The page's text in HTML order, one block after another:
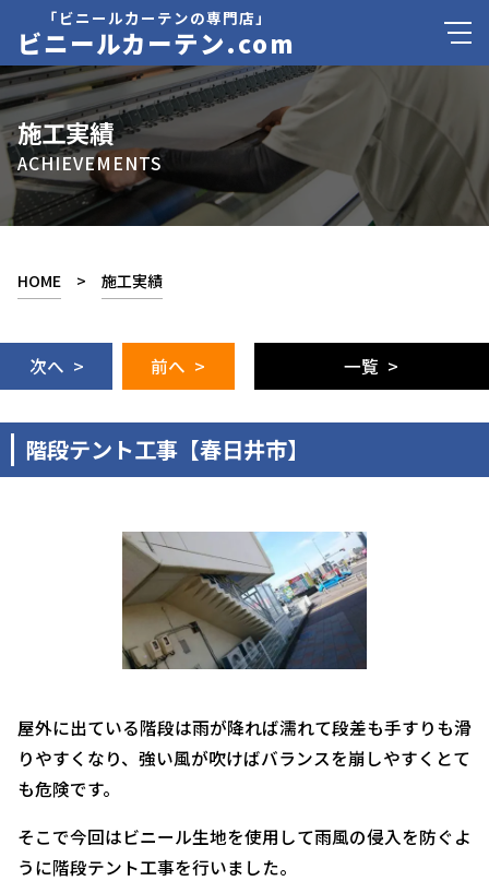
「ビニールカーテンの専門店」
ビニールカーテン.com
施工実績
ACHIEVEMENTS
HOME > 施工実績
次へ > 前へ > 一覧 >
階段テント工事【春日井市】
屋外に出ている階段は雨が降れば濡れて段差も手すりも滑
りやすくなり、強い風が吹けばバランスを崩しやすくとて
も危険です。
そこで今回はビニール生地を使用して雨風の侵入を防ぐよ
うに階段テント工事を行いました。